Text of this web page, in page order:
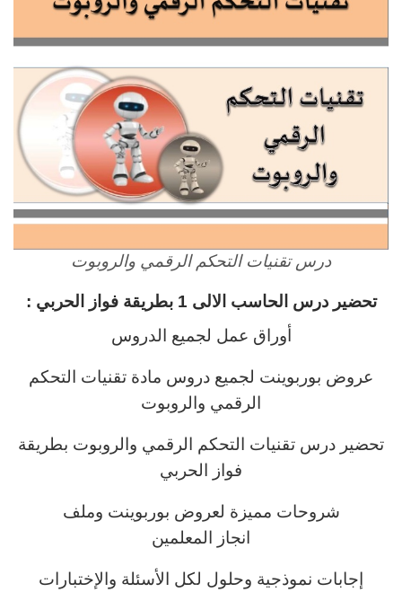
درس تقنيات التحكم الرقمي والروبوت
تحضير درس الحاسب الالى 1 بطريقة فواز الحربي :
أوراق عمل لجميع الدروس
عروض بوربوينت لجميع دروس مادة تقنيات التحكم
الرقمي والروبوت
تحضير درس تقنيات التحكم الرقمي والروبوت بطريقة
فواز الحربي
شروحات مميزة لعروض بوربوينت وملف
انجاز المعلمين
إجابات نموذجية وحلول لكل الأسئلة والإختبارات